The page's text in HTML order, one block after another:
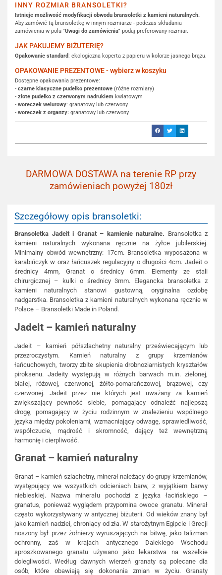
INNY ROZMIAR BRANSOLETKI?
Istnieje możliwość modyfikacji obwodu bransoletki z kamieni naturalnych.
Aby zamówić tą bransoletkę w innym rozmiarze - podczas składania
zamówienia w polu "Uwagi do zamówienia" podaj preferowany rozmiar.
JAK PAKUJEMY BIŻUTERIĘ?
Opakowanie standard: ekologiczna koperta z papieru w kolorze jasnego brązu.
OPAKOWANIE PREZENTOWE - wybierz w koszyku
Dostępne opakowania prezentowe:
- czarne klasyczne pudełko prezentowe (różne rozmiary)
- złote pudełko z czerwonym nadrukiem kwiatowym
- woreczek welurowy: granatowy lub czerwony
- woreczek z organzy: granatowy lub czerwony
DARMOWA DOSTAWA na terenie RP przy
zamówieniach powyżej 180zł
Szczegółowy opis bransoletki:
Bransoletka Jadeit i Granat – kamienie naturalne. Bransoletka z
kamieni naturalnych wykonana ręcznie na żyłce jubilerskiej.
Minimalny obwód wewnętrzny: 17cm. Bransoletka wyposażona w
karabińczyk w oraz łańcuszek regulacyjny o długości 4cm. Jadeit o
średnicy 4mm, Granat o średnicy 6mm. Elementy ze stali
chirurgicznej – kulki o średnicy 3mm. Elegancka bransoletka z
kamieni naturalnych stanowi gustowną, oryginalna ozdobę
nadgarstka. Bransoletka z kamieni naturalnych wykonana ręcznie w
Polsce – Bransoletki Made in Poland.
Jadeit – kamień naturalny
Jadeit – kamień półszlachetny naturalny przeświecającym lub
przezroczystym. Kamień naturalny z grupy krzemianów
łańcuchowych, tworzy zbite skupienia drobnoziarnistych kryształów
piroksenu. Jadeity występują w różnych barwach m.in. zielonej,
białej, różowej, czerwonej, żółto-pomarańczowej, brązowej, czy
czerwonej. Jadeit przez nie których jest uważany za kamień
zwiększający pewność siebie, pomagający odnaleźć najlepszą
drogę, pomagający w życiu rodzinnym w znalezieniu wspólnego
języka między pokoleniami, wzmacniający odwagę, sprawiedliwość,
współczucie, mądrość i skromność, dający też wewnętrzną
harmonię i cierpliwość.
Granat – kamień naturalny
Granat – kamień szlachetny, minerał należący do grupy krzemianów,
występujący we wszystkich odcieniach barw, z wyjątkiem barwy
niebieskiej. Nazwa minerału pochodzi z języka łacińskiego –
granatus, ponieważ wyglądem przypomina owoce granatu. Minerał
często wykorzystywany w antycznej biżuterii. Od wieków znany był
jako kamień nadziei, chroniący od zła. W starożytnym Egipcie i Grecji
noszony był przez żołnierzy wyruszających na bitwę, jako talizman
ochronny, zaś w krajach antycznego Dalekiego Wschodu
sproszkowanego granatu używano jako lekarstwa na wszelkie
dolegliwości. Według dawnych wierzeń granaty są polecane dla
osób, które obawiają się dokonania zmian w życiu. Granaty